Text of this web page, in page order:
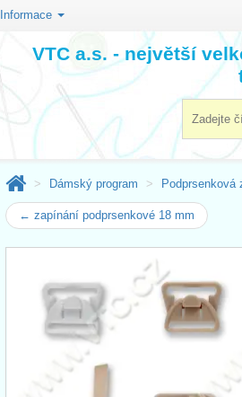
Informace
VTC a.s. - největší
Dámský program Podprsenková
← zapínání podprsenkové 18 mm